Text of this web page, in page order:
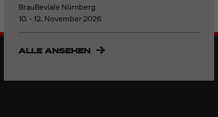
BrauBeviale Nürnberg
10. - 12. November 2026
ALLE ANSEHEN